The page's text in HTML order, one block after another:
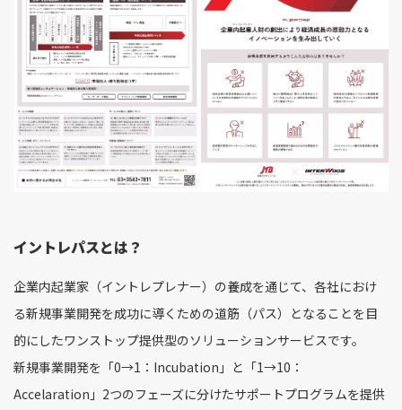
イントレパスとは？
企業内起業家（イントレプレナー）の養成を通じて、各社におけ
る新規事業開発を成功に導くための道筋（パス）となることを目
的にしたワンストップ提供型のソリューションサービスです。
新規事業開発を「0→1：Incubation」と「1→10：
Accelaration」2つのフェーズに分けたサポートプログラムを提供